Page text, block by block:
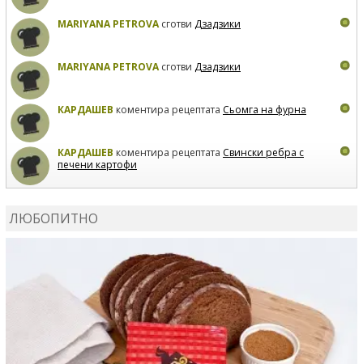
MARIYANA PETROVAсготви Дзадзики
MARIYANA PETROVAсготви Дзадзики
КАРДАШЕВ коментира рецептата Сьомга на фурна
КАРДАШЕВ коментира рецептата Свински ребра с
печени картофи
ЛЮБОПИТНО